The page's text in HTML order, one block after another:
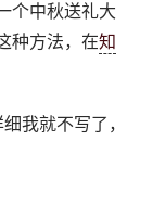
个中秋送礼大
种方法，在知
我就不写了，